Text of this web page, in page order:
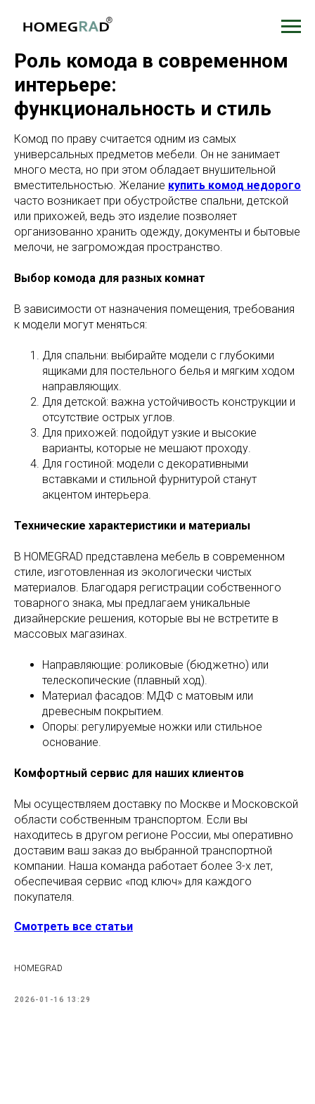
Роль комода в современном
интерьере:
функциональность и стиль
Комод по праву считается одним из самых
универсальных предметов мебели. Он не занимает
много места, но при этом обладает внушительной
вместительностью. Желание купить комод недорого
часто возникает при обустройстве спальни, детской
или прихожей, ведь это изделие позволяет
организованно хранить одежду, документы и бытовые
мелочи, не загромождая пространство.
Выбор комода для разных комнат
В зависимости от назначения помещения, требования
к модели могут меняться:
Для спальни: выбирайте модели с глубокими
ящиками для постельного белья и мягким ходом
направляющих.
Для детской: важна устойчивость конструкции и
отсутствие острых углов.
Для прихожей: подойдут узкие и высокие
варианты, которые не мешают проходу.
Для гостиной: модели с декоративными
вставками и стильной фурнитурой станут
акцентом интерьера.
Технические характеристики и материалы
В HOMEGRAD представлена мебель в современном
стиле, изготовленная из экологически чистых
материалов. Благодаря регистрации собственного
товарного знака, мы предлагаем уникальные
дизайнерские решения, которые вы не встретите в
массовых магазинах.
Направляющие: роликовые (бюджетно) или
телескопические (плавный ход).
Материал фасадов: МДФ с матовым или
древесным покрытием.
Опоры: регулируемые ножки или стильное
основание.
Комфортный сервис для наших клиентов
Мы осуществляем доставку по Москве и Московской
области собственным транспортом. Если вы
находитесь в другом регионе России, мы оперативно
доставим ваш заказ до выбранной транспортной
компании. Наша команда работает более 3-х лет,
обеспечивая сервис «под ключ» для каждого
покупателя.
Смотреть все статьи
HOMEGRAD
2026-01-16 13:29